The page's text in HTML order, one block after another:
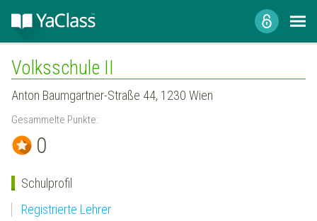
Volksschule II
Anton Baumgartner-Straße 44, 1230 Wien
Gesammelte Punkte:
0
Schulprofil
Registrierte Lehrer